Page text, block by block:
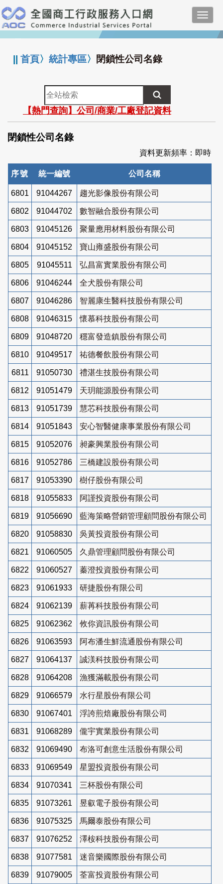
跳
到
主
要
:::
||首頁〉統計專區〉 閉鎖性公司名錄
全
站
檢
索
【熱門查詢】公司/商業/工廠登記資料
閉鎖性公司名錄
資料更新頻率：即時
序號 統一編號 公司名稱
6801 91044267 趨光影像股份有限公司
6802 91044702 數智融合股份有限公司
6803 91045126 聚量應用材料股份有限公司
6804 91045152 寶山雍盛股份有限公司
6805 91045511 弘昌富實業股份有限公司
6806 91046244 全犬股份有限公司
6807 91046286 智麗康生醫科技股份有限公司
6808 91046315 懷慕科技股份有限公司
6809 91048720 穩富發造鎮股份有限公司
6810 91049517 祐德餐飲股份有限公司
6811 91050730 禮湛生技股份有限公司
6812 91051479 天玥能源股份有限公司
6813 91051739 慧芯科技股份有限公司
6814 91051843 安心智醫健康事業股份有限公司
6815 91052076 昶豪興業股份有限公司
6816 91052786 三橋建設股份有限公司
6817 91053390 樹仔股份有限公司
6818 91055833 阿謹投資股份有限公司
6819 91056690 藍海策略營銷管理顧問股份有限公司
6820 91058830 吳黃投資股份有限公司
6821 91060505 久鼎管理顧問股份有限公司
6822 91060527 蓁澄投資股份有限公司
6823 91061933 研捷股份有限公司
6824 91062139 薪苒科技股份有限公司
6825 91062362 攸你資訊股份有限公司
6826 91063593 阿布潘生鮮流通股份有限公司
6827 91064137 誠渼科技股份有限公司
6828 91064208 漁獲滿載股份有限公司
6829 91066579 水行星股份有限公司
6830 91067401 浮誇煎焙廠股份有限公司
6831 91068289 儱宇實業股份有限公司
6832 91069490 布洛可創意生活股份有限公司
6833 91069549 星盟投資股份有限公司
6834 91070341 三杯股份有限公司
6835 91073261 昱叡電子股份有限公司
6836 91075325 馬爾泰股份有限公司
6837 91076252 澤桉科技股份有限公司
6838 91077581 迷音樂國際股份有限公司
6839 91079005 荃富投資股份有限公司